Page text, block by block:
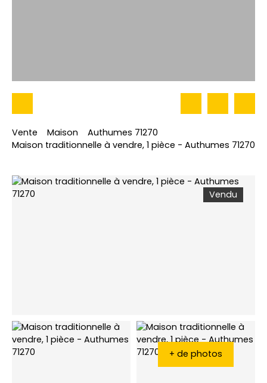
Vente Maison
Authumes 71270
Maison traditionnelle à vendre, 1 pièce - Authumes 71270
Vendu
+ de photos